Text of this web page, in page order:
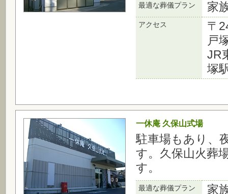
最適な葬儀プラン 家
アクセス
〒
戸
JR
塚
一休庵 久保山式場
駐車場もあり、
す。久保山火葬
す。
最適な葬儀プラン 家